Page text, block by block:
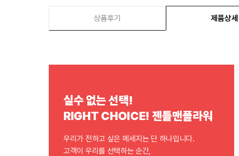
상품후기 제품상세
실수 없는 선택!
RIGHT CHOICE! 젠틀맨플라워
우리가 전하고 싶은 메세지는 단 하나입니다.
고객이 우리를 선택하는 순간,